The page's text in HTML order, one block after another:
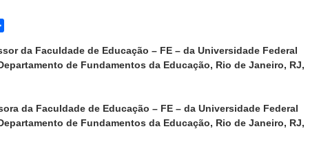
da Faculdade de Educação – FE – da Universidade Federal
de Fundamentos da Educação, Rio de Janeiro, RJ,
da Faculdade de Educação – FE – da Universidade Federal
de Fundamentos da Educação, Rio de Janeiro, RJ,